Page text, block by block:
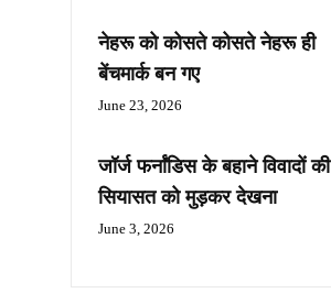
नेहरू को कोसते कोसते नेहरू ही
बेंचमार्क बन गए
June 23, 2026
जॉर्ज फर्नांडिस के बहाने विवादों की
सियासत को मुड़कर देखना
June 3, 2026